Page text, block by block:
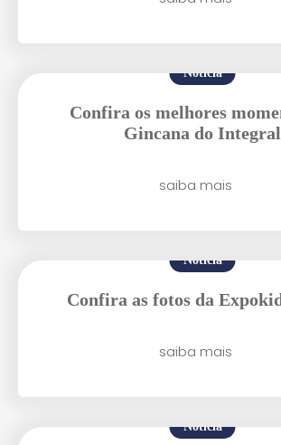
Notícia
Confira os melhores
Gincana do Integral
saiba mais
Notícia
Confira as fotos da
saiba mais
Notícia
Agende uma visita